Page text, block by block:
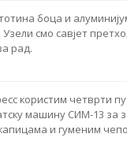
боца и
смо савјет
рад.
користим четврти
машину СИМ-13 за
и гуменим